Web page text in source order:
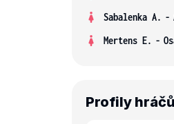
Sabalenka A. -
Mertens E. -
Profily hráčů